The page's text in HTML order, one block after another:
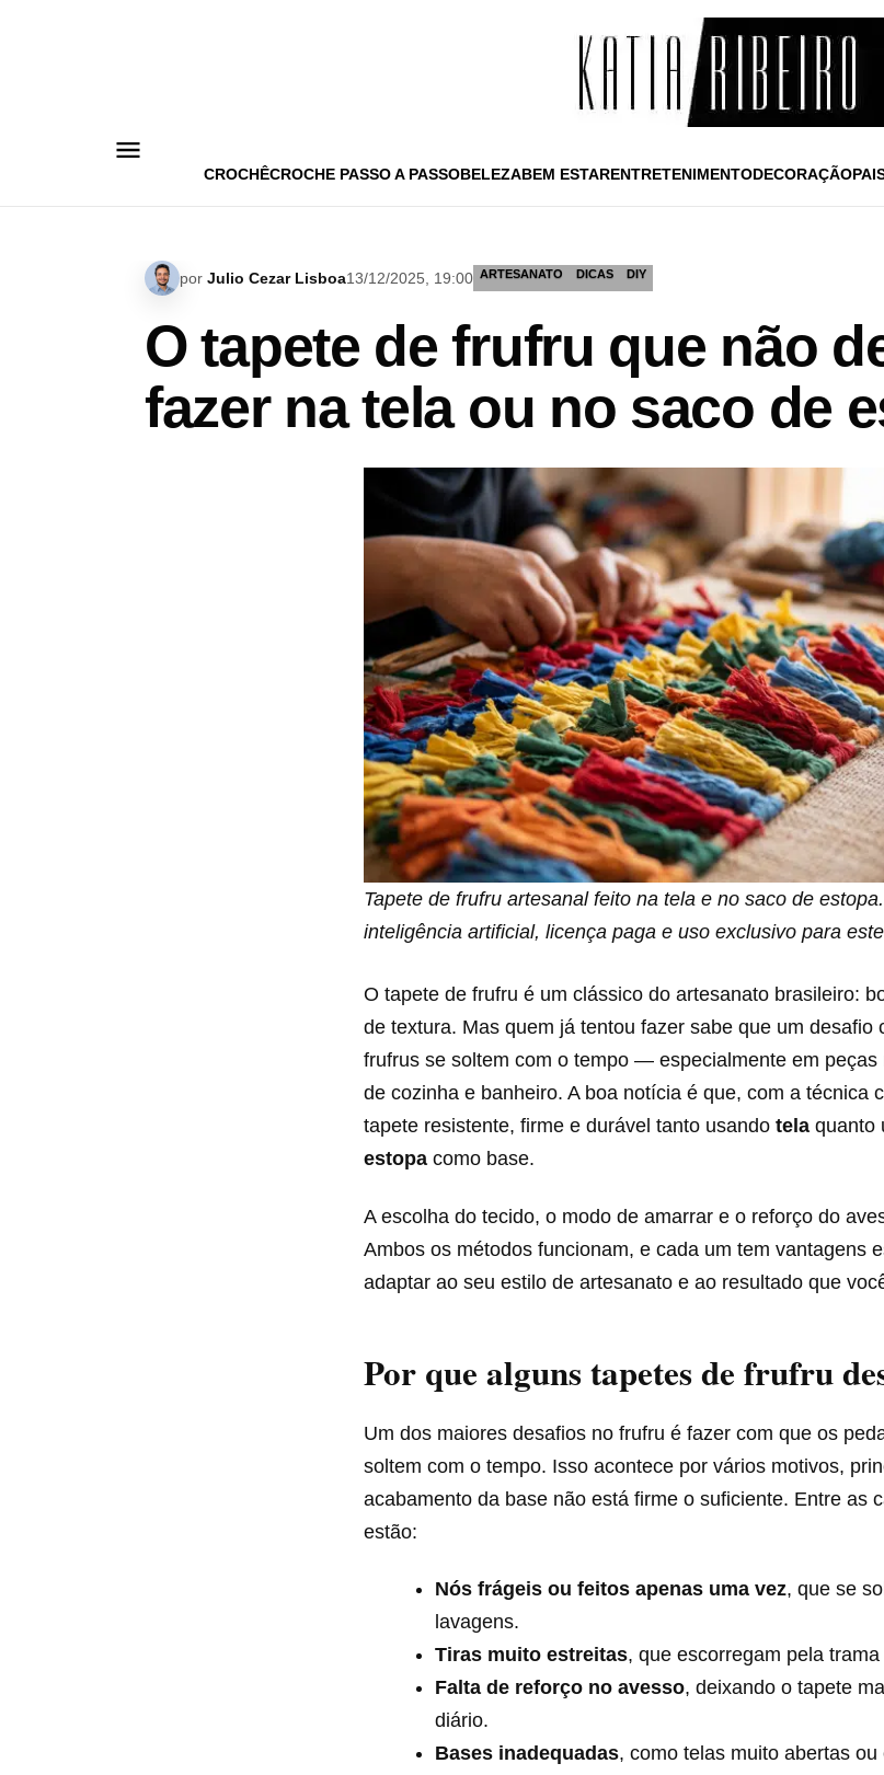
CROCHÊCROCHE PASSO A PASSOBELEZABEM ESTARENTRETENIMENTODECORAÇÃO
por Julio Cezar Lisboa13/12/2025, 19:00 ARTESANATO DICAS DIY
O tapete de frufru que não
fazer na tela ou no saco de
Tapete de frufru artesanal feito na tela e no saco de
inteligência artificial, licença paga e uso exclusivo para
O tapete de frufru é um clássico do artesanato brasileiro:
de textura. Mas quem já tentou fazer sabe que um desafio
frufrus se soltem com o tempo — especialmente em peças
de cozinha e banheiro. A boa notícia é que, com a técnica
tapete resistente, firme e durável tanto usando tela quanto
estopa como base.
A escolha do tecido, o modo de amarrar e o reforço do
Ambos os métodos funcionam, e cada um tem vantagens
adaptar ao seu estilo de artesanato e ao resultado que
Por que alguns tapetes de frufru
Um dos maiores desafios no frufru é fazer com que os
soltem com o tempo. Isso acontece por vários motivos,
acabamento da base não está firme o suficiente. Entre as
estão:
Nós frágeis ou feitos apenas uma vez, que se
lavagens.
Tiras muito estreitas, que escorregam pela
Falta de reforço no avesso, deixando o tapete
diário.
Bases inadequadas, como telas muito abertas